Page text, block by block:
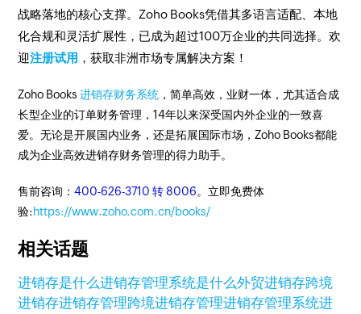
战略落地的核心支撑。Zoho Books凭借其多语言适配、本地
化合规和灵活扩展性，已成为超过100万企业的共同选择。欢
迎注册试用 ，获取非洲市场专属解决方案！
Zoho Books进销存财务系统 ，简单高效，业财一体，尤其适合成
长型企业的订单财务管理，14年以来深受国内外企业的一致喜
爱。无论是开展国内业务，还是拓展国际市场，Zoho Books都能
成为企业高效进销存财务管理的得力助手。
售前咨询：400-626-3710 转 8006。立即免费体
验:https://www.zoho.com.cn/books/
相关话题
进销存是什么进销存管理系统是什么外贸进销存跨境
进销存进销存管理跨境进销存管理进销存管理系统进